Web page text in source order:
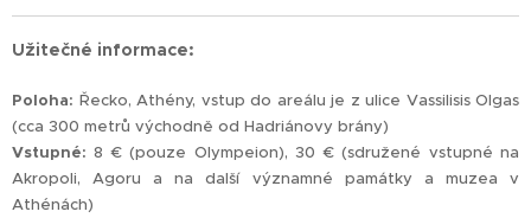
Užitečné informace:
Poloha: Řecko, Athény, vstup do areálu je z ulice Vassilisis Olgas
(cca 300 metrů východně od Hadriánovy brány)
Vstupné:8 € (pouze Olympeion), 30 € (sdružené vstupné na
Akropoli, Agoru a na další významné památky a muzea v
Athénách)